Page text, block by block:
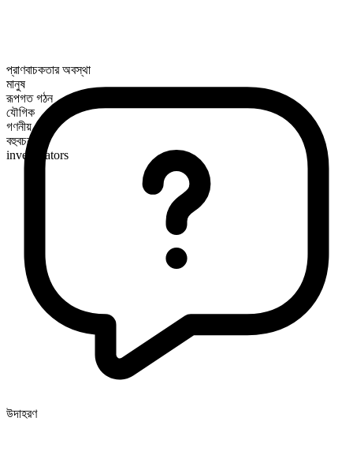
প্রাণবাচকতার অবস্থা
মানুষ
রূপগত গঠন
যৌগিক
গণনীয়
বহুবচন রূপ
investigators
উদাহরণ